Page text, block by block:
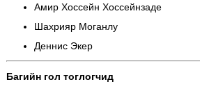
Амир Хоссейн Хоссейнзаде
Шахрияр Моганлу
Деннис Экер
Багийн гол тоглогчид